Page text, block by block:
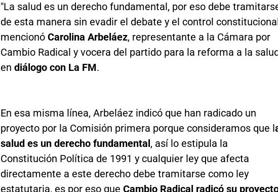
"La salud es un derecho fundamental, por eso debe
de esta manera sin evadir el debate y el control
mencionó Carolina Arbeláez, representante a la Cámara por
Cambio Radical y vocera del partido para la reforma a la
en diálogo con La FM.
En esa misma línea, Arbeláez indicó que han radicado un
proyecto por la Comisión primera porque consideramos que l
salud es un derecho fundamental, así lo estipula la
Constitución Política de 1991 y cualquier ley que afecta
directamente a este derecho debe tramitarse como ley
estatutaria, es por eso que Cambio Radical radicó su